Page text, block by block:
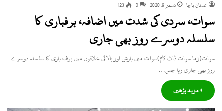
عدنان باچا دسمبر 9, 2020 0
123
سوات، سردی کی شدت میں اضافہ، برفباری کا
سلسلہ دوسرے روز بھی جاری
سوات(زما سوات ڈاٹ کام)سوات میں بارش اور بالائی علاقوں میں برف باری کا سلسلہ دوسرے
روز بھی جاری رہا جس…
» مزید پڑھیں